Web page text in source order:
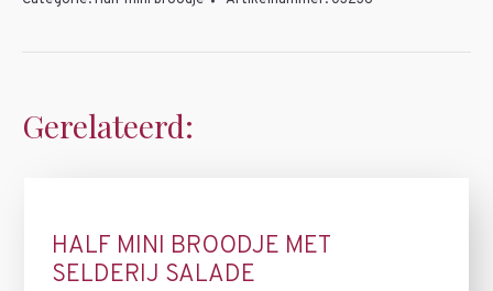
salade
Gerelateerd:
HALF MINI BROODJE MET
SELDERIJ SALADE